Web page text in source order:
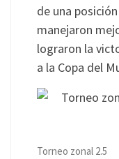
de una
manejaron
lograron la
a la Copa del
Torneo zonal 2.5